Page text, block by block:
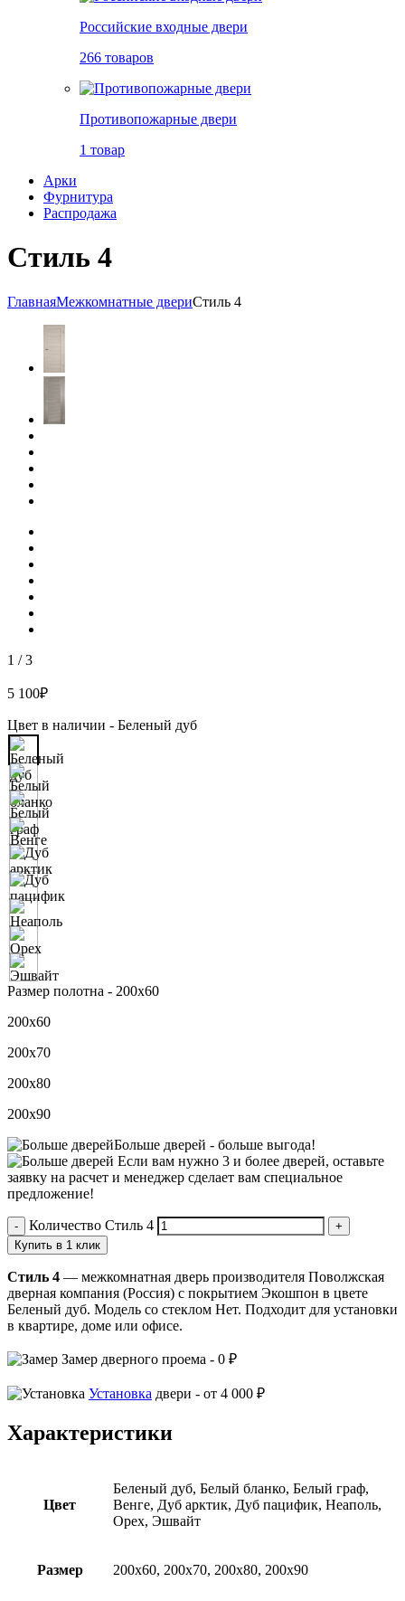
Российские входные двери
266 товаров
Противопожарные двери
1 товар
Арки
Фурнитура
Распродажа
Стиль 4
ГлавнаяМежкомнатные двериСтиль 4
1 /3
5 100₽
Цвет в наличии - Беленый дуб
Размер полотна - 200х60
200х60
200х70
200х80
200х90
Больше дверей - больше выгода!
Если вам нужно 3 и более дверей, оставьте
заявку на расчет и менеджер сделает вам специальное
предложение!
Количество Стиль 4
Купить в 1 клик
Стиль 4 — межкомнатная дверь производителя Поволжская
дверная компания (Россия) с покрытием Экошпон в цвете
Беленый дуб. Модель со стеклом Нет. Подходит для установки
в квартире, доме или офисе.
Замер дверного проема - 0 ₽
Установка двери - от 4 000 ₽
Характеристики
Цвет
Беленый дуб, Белый бланко, Белый граф,
Венге, Дуб арктик, Дуб пацифик, Неаполь,
Орех, Эшвайт
Размер 200х60, 200х70, 200х80, 200х90